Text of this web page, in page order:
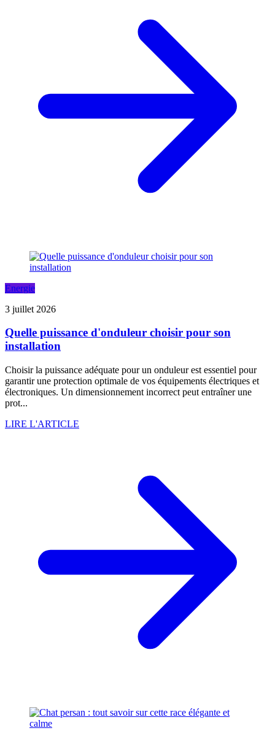
Energie
3 juillet 2026
Quelle puissance d'onduleur choisir pour son
installation
Choisir la puissance adéquate pour un onduleur est essentiel pour
garantir une protection optimale de vos équipements électriques et
électroniques. Un dimensionnement incorrect peut entraîner une
prot...
LIRE L'ARTICLE